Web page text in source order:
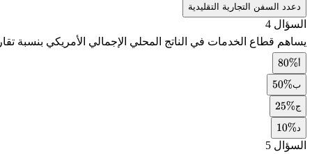
د عدد السفن التجارية التقليدية
السؤال 4
يساهم قطاع الخدمات في الناتج المحلي الإجمالي الأمريكي بنسبة
أ 80%
ب
50%
ج
25%
د
10%
السؤال 5